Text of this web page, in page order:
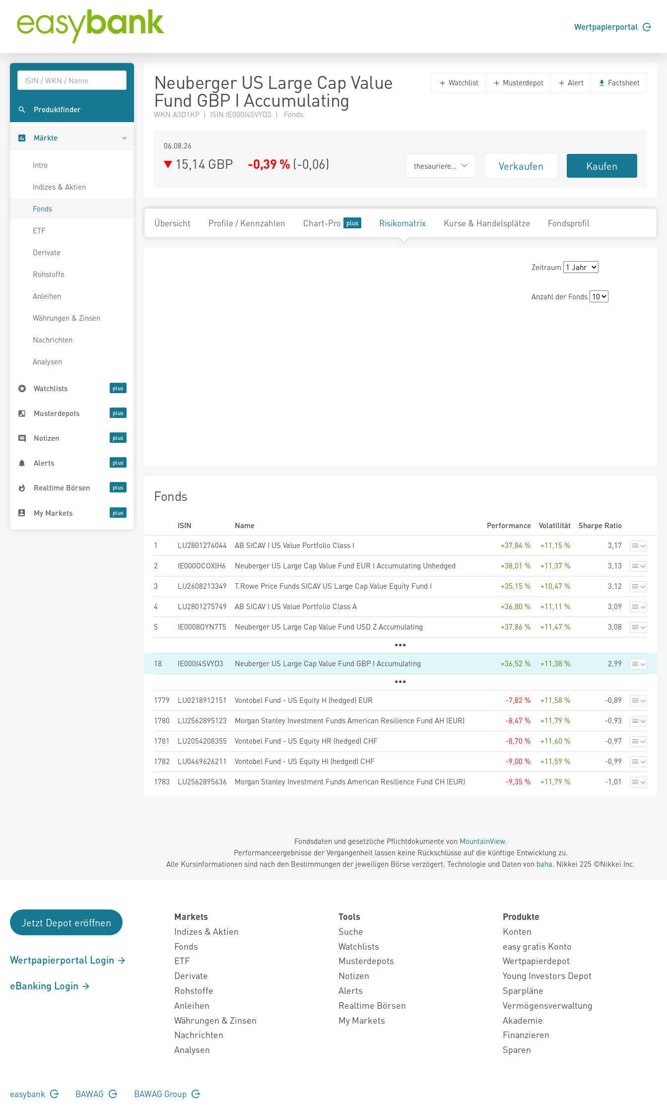
Wertpapierportal
Produktfinder
Märkte
Intro
Indizes & Aktien
Fonds
ETF
Derivate
Rohstoffe
Anleihen
Währungen & Zinsen
Nachrichten
Analysen
Watchlists
Musterdepots
Notizen
Alerts
Realtime Börsen
My Markets
Neuberger US Large Cap Value
Fund GBP I Accumulating
WKN A3D1KP | ISIN IE000I4SVYD3 | Fonds
Watchlist Musterdepot Alert Factsheet
06.08.26
15,14 GBP -0,39 % (-0,06) thesaurierend Verkaufen Kaufen
Übersicht Profile / Kennzahlen Chart-Pro Risikomatrix Kurse & Handelsplätze Fondsprofil
Zeitraum
Anzahl der Fonds
Fonds
ISIN Name Performance Volatilität
Sharpe Ratio
1
LU2801276044 AB SICAV I US Value Portfolio Class I +37,84 % +11,15 % 3,17
2 IE000OCOXIH6 Neuberger US Large Cap Value Fund EUR I Accumulating Unhedged +38,01 % +11,37 % 3,13
3 LU2608213349 T.Rowe Price Funds SICAV US Large Cap Value Equity Fund I +35,15 % +10,47 % 3,12
4 LU2801275749 AB SICAV I US Value Portfolio Class A +36,80 % +11,11 % 3,09
5 IE0008OYN7T5 Neuberger US Large Cap Value Fund USD Z Accumulating +37,86 % +11,47 % 3,08
18 IE000I4SVYD3 Neuberger US Large Cap Value Fund GBP I Accumulating +36,52 % +11,38 % 2,99
1779 LU0218912151 Vontobel Fund - US Equity H (hedged) EUR -7,82 % +11,58 % -0,89
1780 LU2562895123 Morgan Stanley Investment Funds American Resilience Fund AH (EUR) -8,47 % +11,79 % -0,93
1781 LU2054208355 Vontobel Fund - US Equity HR (hedged) CHF -8,70 % +11,60 % -0,97
1782 LU0469626211 Vontobel Fund - US Equity HI (hedged) CHF -9,00 % +11,59 % -0,99
1783 LU2562895636 Morgan Stanley Investment Funds American Resilience Fund CH (EUR) -9,35 % +11,79 % -1,01
Fondsdaten und gesetzliche Pflichtdokumente von MountainView.
Performanceergebnisse der Vergangenheit lassen keine Rückschlüsse auf die künftige Entwicklung zu.
Alle Kursinformationen sind nach den Bestimmungen der jeweiligen Börse verzögert. Technologie und Daten von baha. Nikkei 225 ©Nikkei Inc.
Jetzt Depot eröffnen
Wertpapierportal Login
eBanking Login
Markets
Indizes & Aktien
Fonds
ETF
Derivate
Rohstoffe
Anleihen
Währungen & Zinsen
Nachrichten
Analysen
Tools
Suche
Watchlists
Musterdepots
Notizen
Alerts
Realtime Börsen
My Markets
Produkte
Konten
easy gratis Konto
Wertpapierdepot
Young Investors Depot
Sparpläne
Vermögensverwaltung
Akademie
Finanzieren
Sparen
easybank BAWAG BAWAG Group